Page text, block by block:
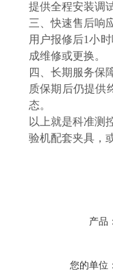
提供全程安装调
三、快速售后响
用户报修后1小
成维修或更换。
四、长期服务保
质保期后仍提供
态。
以上就是科准测
验机配套夹具，
产品
您的单位